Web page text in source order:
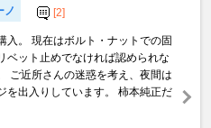
ノ [2]
入。 現在はボルト・ナットでの固
ベット止めでなければ認められな
ご近所さんの迷惑を考え、夜間は
を出入りしています。 柿本純正だ